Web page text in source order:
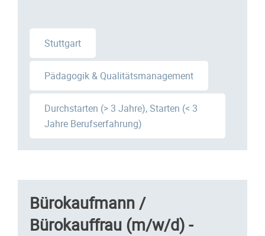
Stuttgart
Pädagogik & Qualitätsmanagement
Durchstarten (> 3 Jahre), Starten (< 3
Jahre Berufserfahrung)
Bürokaufmann /
Bürokauffrau (m/w/d) -